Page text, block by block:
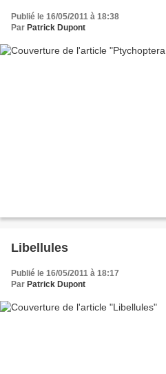
Publié le 16/05/2011 à 18:38
Par Patrick Dupont
Libellules
Publié le 16/05/2011 à 18:17
Par Patrick Dupont